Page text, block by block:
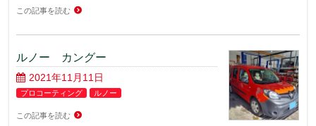
この記事を読む
ルノー カングー
2021年11月11日
プロコーティング ルノー
この記事を読む